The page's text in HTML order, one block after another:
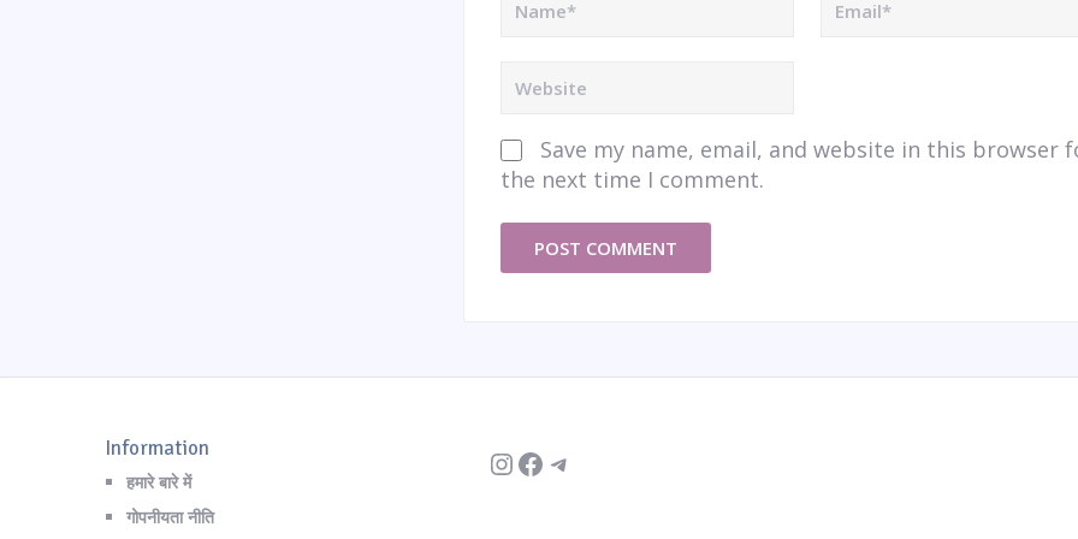
Save my name, email, and website in this browser
the next time I comment.
Information
हमारे बारे में
गोपनीयता नीति
Instagram